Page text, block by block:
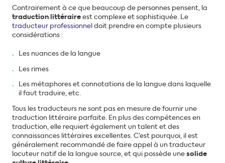
Contrairement à ce que beaucoup de personnes pensent, la
traduction littéraire est complexe et sophistiquée. Le
traducteur professionnel doit prendre en compte plusieurs
considérations :
Les nuances de la langue
Les rimes
Les métaphores et connotations de la langue dans laquelle
il faut traduire, etc.
Tous les traducteurs ne sont pas en mesure de fournir une
traduction littéraire parfaite. En plus des compétences en
traduction, elle requiert également un talent et des
connaissances littéraires excellentes. C’est pourquoi, il est
généralement recommandé de faire appel à un traducteur
locuteur natif de la langue source, et qui possède une solide